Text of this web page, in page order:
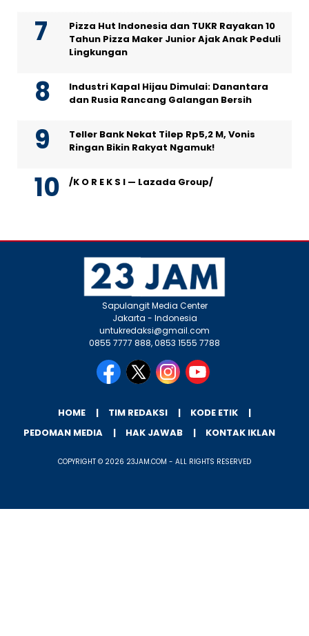
Pizza Hut Indonesia dan TUKR Rayakan 10
Tahun Pizza Maker Junior Ajak Anak Peduli
Lingkungan
Industri Kapal Hijau Dimulai: Danantara
dan Rusia Rancang Galangan Bersih
Teller Bank Nekat Tilep Rp5,2 M, Vonis
Ringan Bikin Rakyat Ngamuk!
/K O R E K S I — Lazada Group/
Sapulangit Media Center
Jakarta - Indonesia
untukredaksi@gmail.com
0855 7777 888, 0853 1555 7788
HOME TIM REDAKSI
KODE ETIK
PEDOMAN MEDIA
HAK JAWAB KONTAK IKLAN
COPYRIGHT © 2026 23JAM.COM - ALL RIGHTS RESERVED